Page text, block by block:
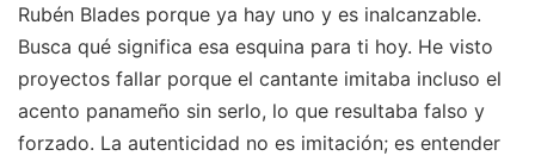
Rubén Blades porque ya hay uno y es inalcanzable.
Busca qué significa esa esquina para ti hoy. He visto
proyectos fallar porque el cantante imitaba incluso el
acento panameño sin serlo, lo que resultaba falso y
forzado. La autenticidad no es imitación; es entender